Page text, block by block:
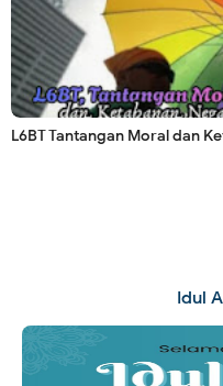
L6BT Tantangan Moral dan
Idul